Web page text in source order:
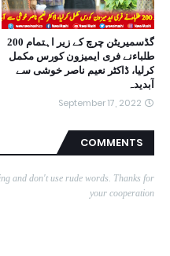
گڈسمیریٹن چرچ کے زیر اہتمام 200
طلباءنے فری ایمیزون کورس مکمل
کرلیا، ڈاکٹر نعیم ناصر خوشی سے
آبدیدہ
September 17, 2022
COMMENTS
and don't use rude words. Thanks for
your cooperation